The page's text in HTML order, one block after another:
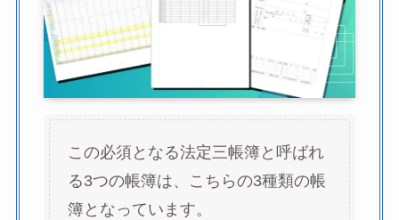
この必須となる法定三帳簿と呼ばれ
る3つの帳簿は、こちらの3種類の帳
簿となっています。